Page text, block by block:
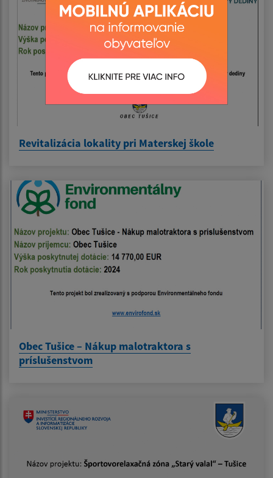
Revitalizácia lokality pri Materskej škole
Obec Tušice – Nákup malotraktora s
príslušenstvom